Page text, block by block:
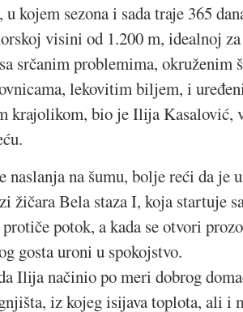
kojem sezona i sada traje 365
visini od 1.200 m, idealnoj
srčanim problemima, okruženim
lekovitim biljem, i
krajolikom, bio je Ilija
naslanja na šumu, bolje reći da je
žičara Bela staza I, koja startuje
potok, a kada se otvori
gosta uroni u spokojstvo.
Ilija načinio po meri dobrog
iz kojeg isijava toplota, ali i